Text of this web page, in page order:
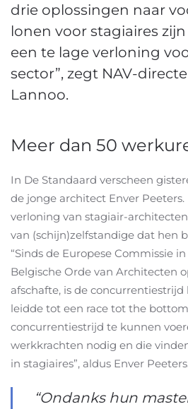
drie oplossingen naar
lonen voor stagiaires
een te lage verloning
sector”, zegt NAV-
Lannoo.
Meer dan 50
In De Standaard verscheen
de jonge architect Enver
verloning van stagiair-
van (schijn)zelfstandige dat hen
“Sinds de Europese Commissie
Belgische Orde van Architecten
afschafte, is de
leidde tot een race tot the
concurrentiestrijd te kunnen
werkkrachten nodig en die
in stagiaires”, aldus Enver Peeters.
“Ondanks hun